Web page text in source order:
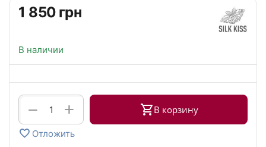
‍1 850‍ грн
В наличии
+
− В корзину
Отложить